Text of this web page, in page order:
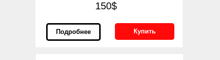
Подробнее
150$
Купить